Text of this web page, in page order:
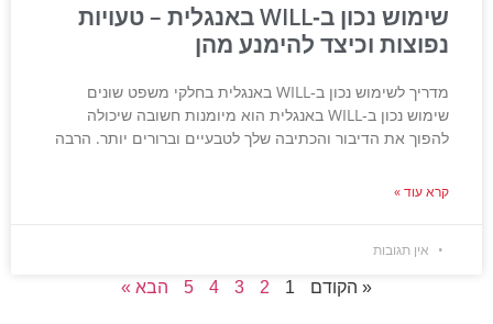
שימוש נכון ב‑WILL באנגלית – טעויות
נפוצות וכיצד להימנע מהן
מדריך לשימוש נכון ב‑WILL באנגלית בחלקי משפט שונים
שימוש נכון ב‑WILL באנגלית הוא מיומנות חשובה שיכולה
להפוך את הדיבור והכתיבה שלך לטבעיים וברורים יותר. הרבה
קרא עוד »
אין תגובות
« הקודם
1
2
3
4
5 הבא »